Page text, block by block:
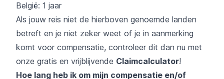
België: 1 jaar
Als jouw reis niet de hierboven genoemde landen
betreft en je niet zeker weet of je in aanmerking
komt voor compensatie, controleer dit dan nu met
onze gratis en vrijblijvende Claimcalculator!
Hoe lang heb ik om mijn compensatie en/of